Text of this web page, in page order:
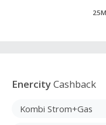
EnercityCashback
Kombi Strom+Gas